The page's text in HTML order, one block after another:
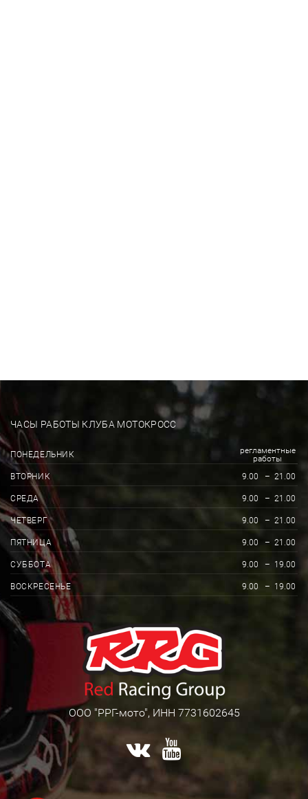
ЧАСЫ РАБОТЫ КЛУБА МОТОКРОСС
ПОНЕДЕЛЬНИК
регламентные
работы
ВТОРНИК
9.00 – 21.00
СРЕДА 9.00 – 21.00
ЧЕТВЕРГ 9.00 – 21.00
ПЯТНИЦА 9.00 – 21.00
СУББОТА 9.00 – 19.00
ВОСКРЕСЕНЬЕ 9.00 – 19.00
ООО "РРГ-мото", ИНН 7731602645